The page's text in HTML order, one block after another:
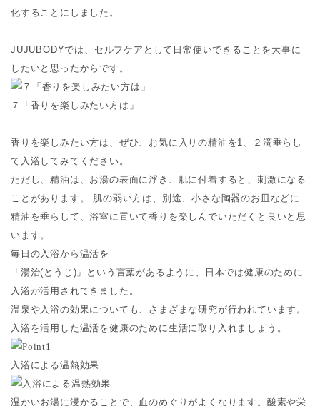
化することにしました。
JUJUBODYでは、セルフケアとして日常使いできることを大事に
したいと思ったからです。
７「香りを楽しみたい方は」
香りを楽しみたい方は、ぜひ、お気に入りの精油を1、２滴垂らし
て入浴してみてください。
ただし、精油は、お湯の表面に浮き、肌に付着すると、刺激になる
ことがあります。 肌の弱い方は、別途、小さな陶器のお皿などに
精油を垂らして、浴室に置いて香りを楽しんでいただくと良いと思
います。
毎日の入浴から温活を
「湯治(とうじ)」という言葉があるように、日本では健康のために
入浴が活用されてきました。
温泉や入浴の効果についても、さまざまな研究が行われています。
入浴を活用した温活を健康のために生活に取り入れましょう。
入浴による温熱効果
温かいお湯に浸かることで、血のめぐりがよくなります。酸素や栄